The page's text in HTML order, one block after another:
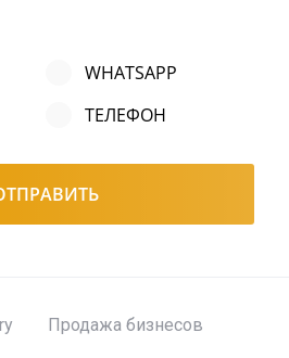
WHATSAPP
ТЕЛЕФОН
Продажа бизнесов